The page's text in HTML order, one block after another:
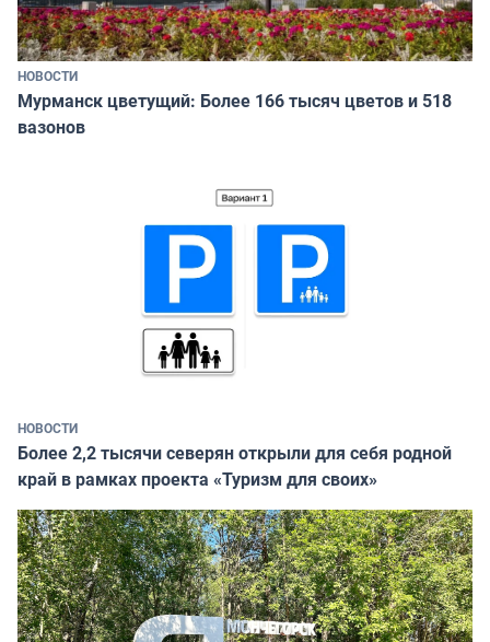
НОВОСТИ
Мурманск цветущий: Более 166 тысяч цветов и 518
вазонов
НОВОСТИ
Более 2,2 тысячи северян открыли для себя родной
край в рамках проекта «Туризм для своих»